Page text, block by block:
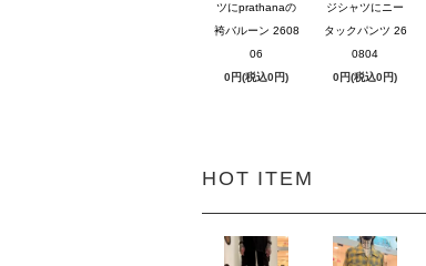
ツにprathanaの
袴バルーン 2608
06
0円(税込0円)
ジシャツにニー
タックパンツ 26
0804
0円(税込0円)
HOT ITEM